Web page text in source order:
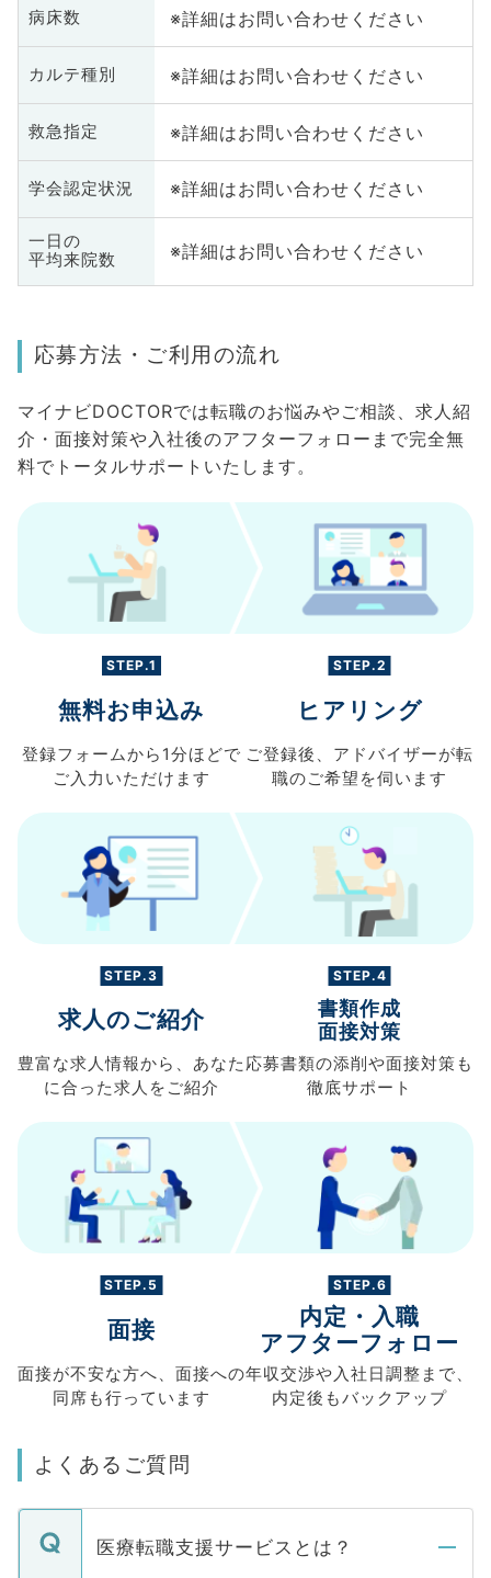
病床数 ※詳細はお問い合わせください
カルテ種別 ※詳細はお問い合わせください
救急指定 ※詳細はお問い合わせください
学会認定状況 ※詳細はお問い合わせください
一日の
平均来院数
※詳細はお問い合わせください
応募方法・ご利用の流れ
マイナビDOCTORでは転職のお悩みやご相談、求人紹
介・面接対策や入社後のアフターフォローまで完全無
料でトータルサポートいたします。
STEP.1
無料お申込み
登録フォームから 1分ほどで
ご入力 いただけます
STEP.2
ヒアリング
ご登録後、 アドバイザーが転
職のご希望を伺います
STEP.3
求人のご紹介
豊富な求人情報から、 あなた
に合った求人を ご紹介
STEP.4
書類作成
面接対策
応募書類の添削や面接対策も
徹底サポート
STEP.5
面接
面接が不安な方へ、 面接への
同席も行っています
STEP.6
内定・入職
アフターフォロー
年収交渉や入社日調整まで、
内定後もバックアップ
よくあるご質問
医療転職支援サービスとは？